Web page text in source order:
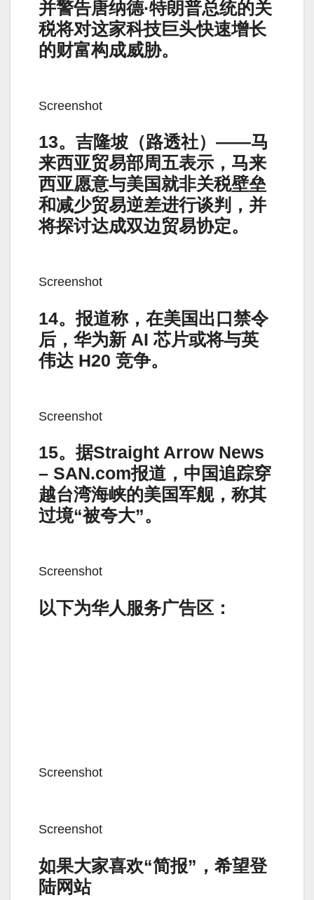
并警告唐纳德·特朗普总统的关
税将对这家科技巨头快速增长
的财富构成威胁。
Screenshot
13。吉隆坡（路透社）——马
来西亚贸易部周五表示，马来
西亚愿意与美国就非关税壁垒
和减少贸易逆差进行谈判，并
将探讨达成双边贸易协定。
Screenshot
14。报道称，在美国出口禁令
后，华为新 AI 芯片或将与英
伟达 H20 竞争。
Screenshot
15。据Straight Arrow News
– SAN.com报道，中国追踪穿
越台湾海峡的美国军舰，称其
过境“被夸大”。
Screenshot
以下为华人服务广告区：
Screenshot
Screenshot
如果大家喜欢“简报”，希望登
陆网站